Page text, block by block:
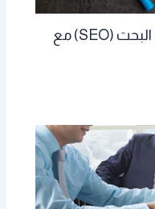
دليل شامل لتحسين محركات البحث (SEO) مع